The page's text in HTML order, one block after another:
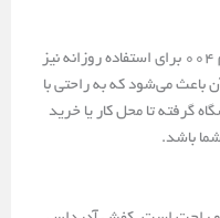
کفش آدیداس مردانه مدل اس اف تی ام 004 برای استفاده روزانه نیز
باعث می‌شود که به راحتی با
گرفته تا محل کار یا خرید
باشد.